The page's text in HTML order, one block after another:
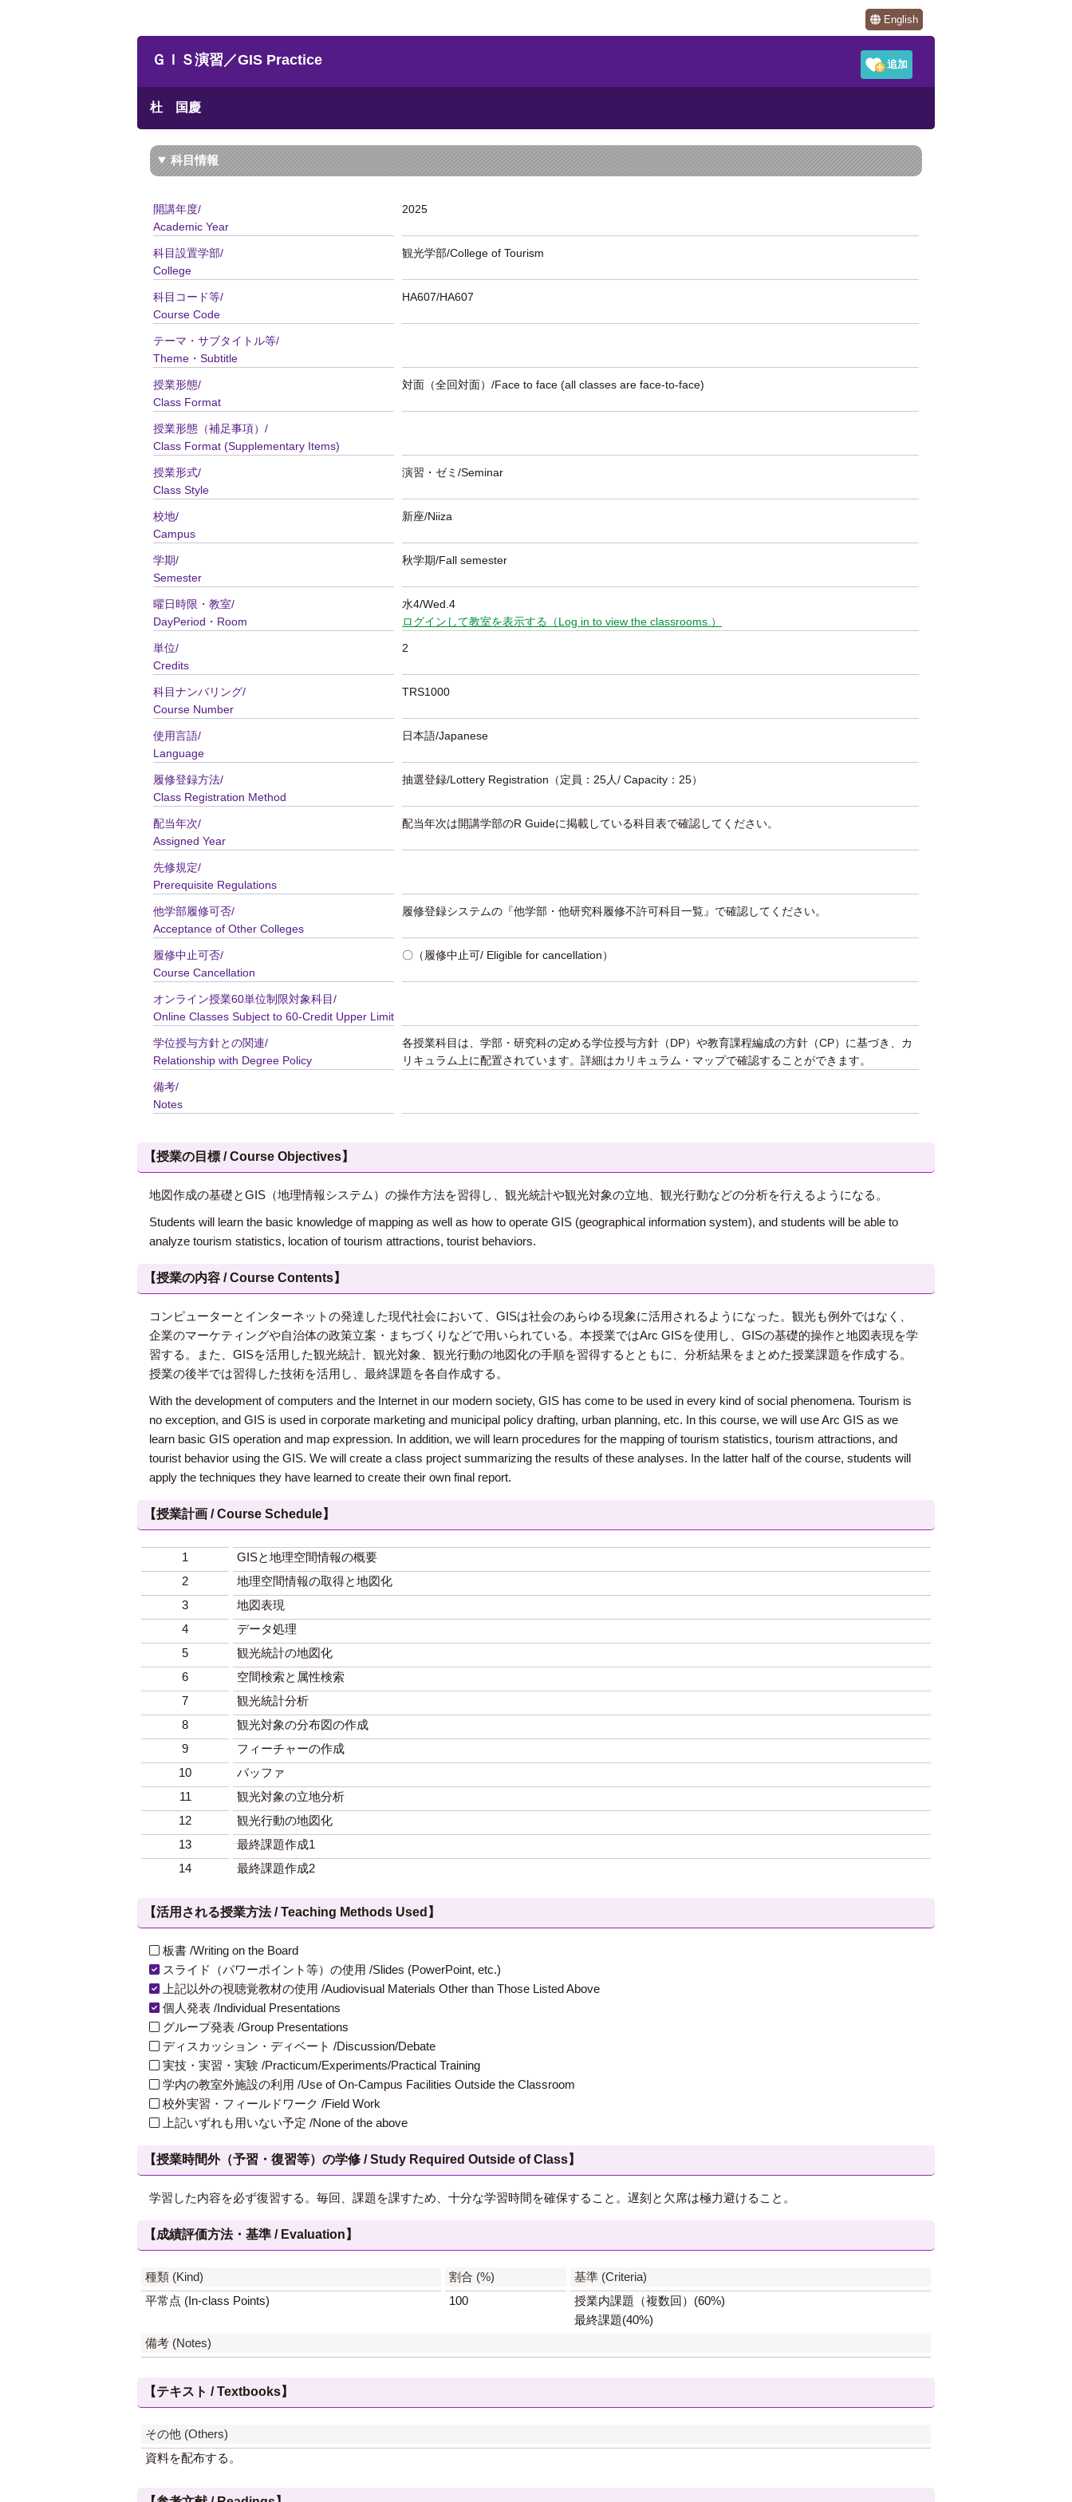
English
ＧＩＳ演習／GIS Practice
杜 国慶
科目情報
開講年度/
Academic Year
2025
科目設置学部/
College
観光学部/College of Tourism
科目コード等/
Course Code
HA607/HA607
テーマ・サブタイトル等/
Theme・Subtitle
授業形態/
Class Format
対面（全回対面）/Face to face (all classes are face-to-face)
授業形態（補足事項）/
Class Format (Supplementary Items)
授業形式/
Class Style
演習・ゼミ/Seminar
校地/
Campus
新座/Niiza
学期/
Semester
秋学期/Fall semester
曜日時限・教室/
DayPeriod・Room
水4/Wed.4
ログインして教室を表示する（Log in to view the classrooms.）
単位/
Credits
2
科目ナンバリング/
Course Number
TRS1000
使用言語/
Language
日本語/Japanese
履修登録方法/
Class Registration Method
抽選登録/Lottery Registration （定員：25人/ Capacity：25）
配当年次/
Assigned Year
配当年次は開講学部のR Guideに掲載している科目表で確認してください。
先修規定/
Prerequisite Regulations
他学部履修可否/
Acceptance of Other Colleges
履修登録システムの『他学部・他研究科履修不許可科目一覧』で確認してください。
履修中止可否/
Course Cancellation
〇（履修中止可/ Eligible for cancellation）
オンライン授業60単位制限対象科目/
Online Classes Subject to 60-Credit Upper Limit
学位授与方針との関連/
Relationship with Degree Policy
各授業科目は、学部・研究科の定める学位授与方針（DP）や教育課程編成の方針（CP）に基づき、カ
リキュラム上に配置されています。詳細はカリキュラム・マップで確認することができます。
備考/
Notes
【授業の目標 / Course Objectives】
地図作成の基礎とGIS（地理情報システム）の操作方法を習得し、観光統計や観光対象の立地、観光行動などの分析を行えるようになる。
Students will learn the basic knowledge of mapping as well as how to operate GIS (geographical information system), and students will be able to
analyze tourism statistics, location of tourism attractions, tourist behaviors.
【授業の内容 / Course Contents】
コンピューターとインターネットの発達した現代社会において、GISは社会のあらゆる現象に活用されるようになった。観光も例外ではなく、
企業のマーケティングや自治体の政策立案・まちづくりなどで用いられている。本授業ではArc GISを使用し、GISの基礎的操作と地図表現を学
習する。また、GISを活用した観光統計、観光対象、観光行動の地図化の手順を習得するとともに、分析結果をまとめた授業課題を作成する。
授業の後半では習得した技術を活用し、最終課題を各自作成する。
With the development of computers and the Internet in our modern society, GIS has come to be used in every kind of social phenomena. Tourism is
no exception, and GIS is used in corporate marketing and municipal policy drafting, urban planning, etc. In this course, we will use Arc GIS as we
learn basic GIS operation and map expression. In addition, we will learn procedures for the mapping of tourism statistics, tourism attractions, and
tourist behavior using the GIS. We will create a class project summarizing the results of these analyses. In the latter half of the course, students will
apply the techniques they have learned to create their own final report.
【授業計画 / Course Schedule】
1
GISと地理空間情報の概要
2
地理空間情報の取得と地図化
3
地図表現
4
データ処理
5
観光統計の地図化
6
空間検索と属性検索
7
観光統計分析
8
観光対象の分布図の作成
9
フィーチャーの作成
10
バッファ
11
観光対象の立地分析
12
観光行動の地図化
13
最終課題作成1
14
最終課題作成2
【活用される授業方法 / Teaching Methods Used】
板書 /Writing on the Board
スライド（パワーポイント等）の使用 /Slides (PowerPoint, etc.)
上記以外の視聴覚教材の使用 /Audiovisual Materials Other than Those Listed Above
個人発表 /Individual Presentations
グループ発表 /Group Presentations
ディスカッション・ディベート /Discussion/Debate
実技・実習・実験 /Practicum/Experiments/Practical Training
学内の教室外施設の利用 /Use of On-Campus Facilities Outside the Classroom
校外実習・フィールドワーク /Field Work
上記いずれも用いない予定 /None of the above
【授業時間外（予習・復習等）の学修 / Study Required Outside of Class】
学習した内容を必ず復習する。毎回、課題を課すため、十分な学習時間を確保すること。遅刻と欠席は極力避けること。
【成績評価方法・基準 / Evaluation】
種類 (Kind) 割合 (%)
基準 (Criteria)
平常点 (In-class Points)
100
授業内課題（複数回）(60%)
最終課題(40%)
備考 (Notes)
【テキスト / Textbooks】
その他 (Others)
資料を配布する。